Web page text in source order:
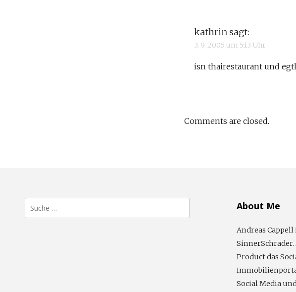
kathrin sagt:
3. 9. 2005 um 5:13 Uhr
isn thairestaurant und
Comments are closed.
Suche
nach:
About Me
Andreas
Product das
Social Media